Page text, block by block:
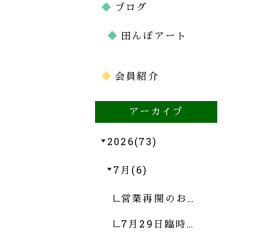
ブログ
田んぼアート
会員紹介
アーカイブ
2026(73)
7月(6)
営業再開のお…
7月29日臨時…